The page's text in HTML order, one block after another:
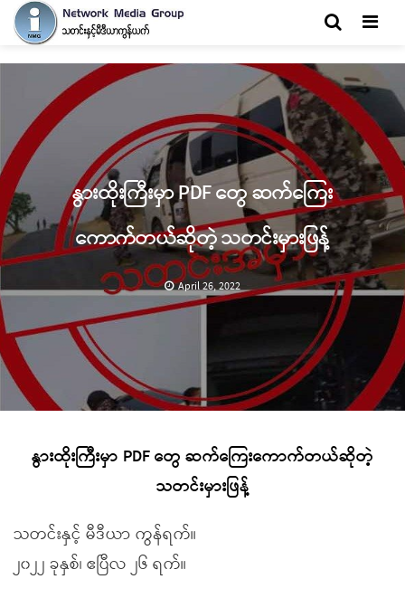
နွားထိုးကြီးမှာ PDF တွေ ဆက်ကြေး
ကောက်တယ်ဆိုတဲ့ သတင်းမှားဖြန့်
April 26, 2022
နွားထိုးကြီးမှာ PDF တွေ ဆက်ကြေးကောက်တယ်ဆိုတဲ့
သတင်းမှားဖြန့်
သတင်းနှင့် မီဒီယာ ကွန်ရက်။
၂၀၂၂ ခုနှစ်၊ ဧပြီလ ၂၆ ရက်။